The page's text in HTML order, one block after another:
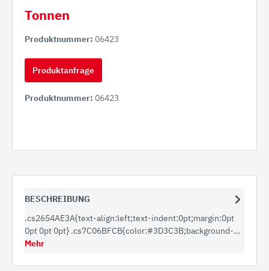
Tonnen
Produktnummer: 06423
Produktanfrage
Produktnummer: 06423
BESCHREIBUNG
.cs2654AE3A{text-align:left;text-indent:0pt;margin:0pt
0pt 0pt 0pt} .cs7C06BFCB{color:#3D3C3B;background-…
Mehr